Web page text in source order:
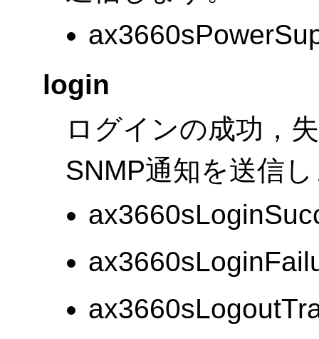
login
ログインの成功，
SNMP通知を送信